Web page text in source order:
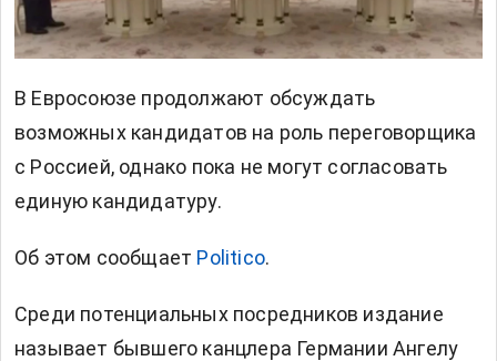
В Евросоюзе продолжают обсуждать
возможных кандидатов на роль переговорщика
с Россией, однако пока не могут согласовать
единую кандидатуру.
Об этом сообщает Politico.
Среди потенциальных посредников издание
называет бывшего канцлера Германии Ангелу